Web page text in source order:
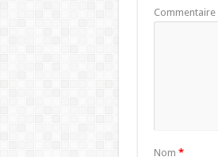
Commentaire
Nom *